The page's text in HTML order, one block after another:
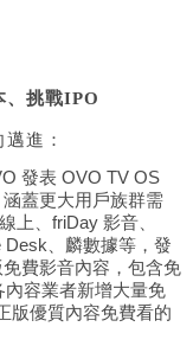
、挑戰IPO
進：
發表 OVO TV OS
蓋更大用戶族群需
上、friDay 影音、
Desk、麟數據等，發
費影音內容，包含免
內容業者新增大量免
版優質內容免費看的